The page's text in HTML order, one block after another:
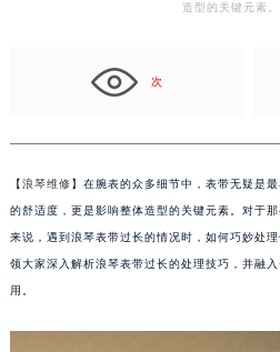
造型的关键元素
次
【浪琴维修】在腕表的众多细节中，表带无疑是
的舒适度，更是影响整体造型的关键元素。对于
来说，遇到浪琴表带过长的情况时，如何巧妙处
领大家深入解析浪琴表带过长的处理技巧，并融
用。